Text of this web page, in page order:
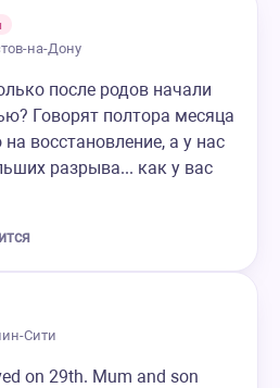
на-Дону
после родов начали
Говорят полтора месяца
восстановление, а у нас
разрыва... как у вас
Сити
on 29th. Mum and son